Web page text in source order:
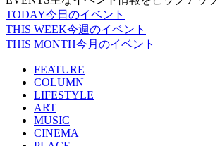
TODAY今日のイベント
THIS WEEK今週のイベント
THIS MONTH今月のイベント
FEATURE
COLUMN
LIFESTYLE
ART
MUSIC
CINEMA